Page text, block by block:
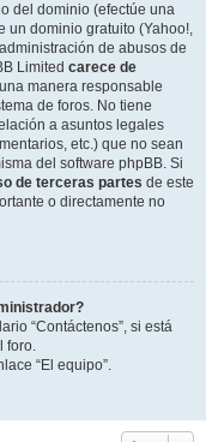
del dominio (efectúe una
un dominio gratuito (Yahoo!,
de abusos de
Limited carece de
manera responsable
de foros. No tiene
a asuntos legales
etc.) que no sean
del software phpBB. Si
de terceras partes de este
o directamente no
“Contáctenos”, si está
foro.
“El equipo”.